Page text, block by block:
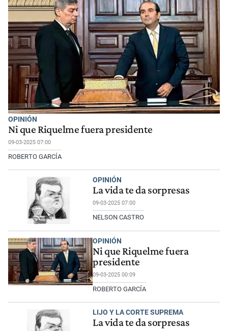
OPINIÓN
Ni que Riquelme fuera presidente
09-03-2025 07:00
ROBERTO GARCÍA
OPINIÓN
La vida te da sorpresas
09-03-2025 07:00
NELSON CASTRO
OPINIÓN
Ni que Riquelme fuera
presidente
09-03-2025 00:09
ROBERTO GARCÍA
LIJO Y LA CORTE SUPREMA
La vida te da sorpresas